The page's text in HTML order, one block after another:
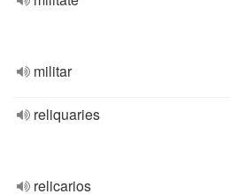
militar
reliquaries
relicarios